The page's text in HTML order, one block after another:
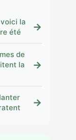
la
été
→
de
la
→
→